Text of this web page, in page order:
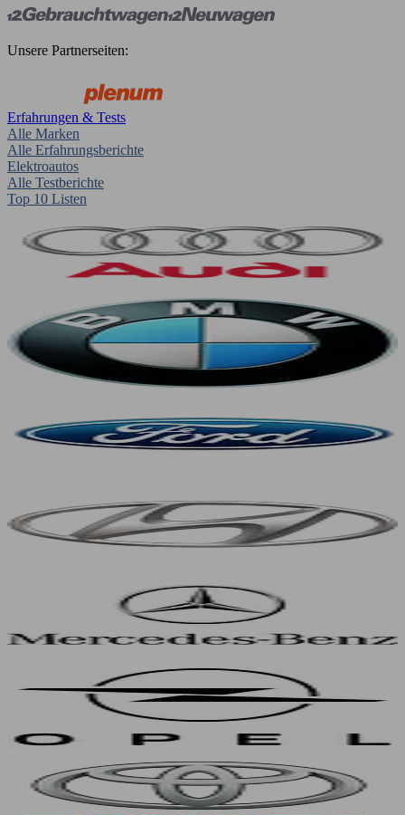
Unsere Partnerseiten:
Erfahrungen & Tests
Alle Marken
Alle Erfahrungsberichte
Elektroautos
Alle Testberichte
Top 10 Listen